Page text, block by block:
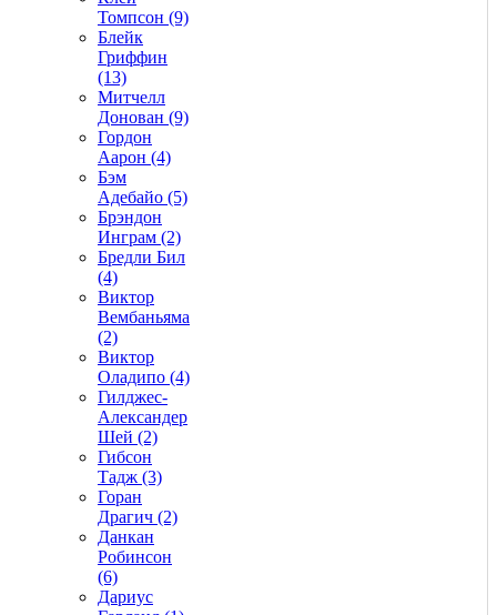
Томпсон (9)
Блейк
Гриффин
(13)
Митчелл
Донован (9)
Гордон
Аарон (4)
Бэм
Адебайо (5)
Брэндон
Инграм (2)
Бредли Бил
(4)
Виктор
Вембаньяма
(2)
Виктор
Оладипо (4)
Гилджес-
Александер
Шей (2)
Гибсон
Тадж (3)
Горан
Драгич (2)
Данкан
Робинсон
(6)
Дариус